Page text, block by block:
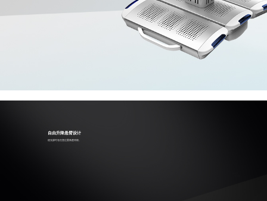
自由升降悬臂设计
使光源可在任意位置角度停留。